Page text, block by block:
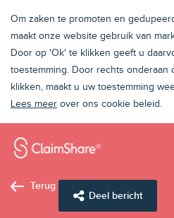
Om zaken te promoten en
maakt onze website gebruik van
Door op 'Ok' te klikken geeft u
toestemming. Door rechts onderaan
klikken, maakt u uw toestemming
Lees meer over ons cookie beleid.
Terug
Deel bericht